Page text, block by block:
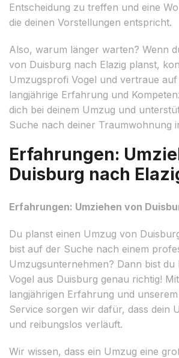
Entscheidung zu treffen und eine
die deinen Vorstellungen entspricht.
Also, warum länger warten? Wenn
von Duisburg nach Elazig planst,
Umzugsprofi Vogel und vertraue
langjährige Erfahrung und
dich bei deinem Umzug und
Suche nach deiner Traumwohnung
Erfahrungen:
Duisburg nach
Erfahrungen: Umziehen von
Du planst einen Umzug von
bist auf der Suche nach einem
Umzugsunternehmen? Dann bist du
Vogel aus Duisburg genau richtig!
langjährigen Erfahrung und
Service sorgen wir dafür, dass dein
und reibungslos verläuft.
Wir wissen, dass ein Umzug eine